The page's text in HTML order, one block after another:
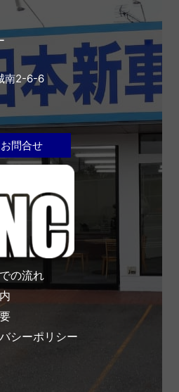
南2-6-6
お問合せ
の流れ
シーポリシー